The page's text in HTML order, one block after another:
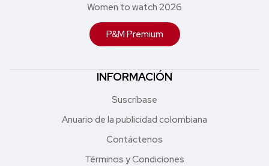
Women to watch 2026
P&M Premium
INFORMACIÓN
Suscríbase
Anuario de la publicidad colombiana
Contáctenos
Términos y Condiciones